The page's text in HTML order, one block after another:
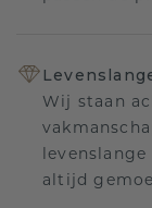
Wij staan
altijd